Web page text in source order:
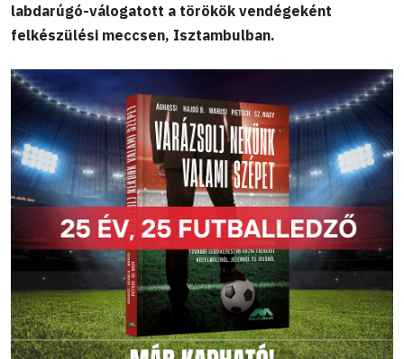
labdarúgó-válogatott a törökök vendégeként
felkészülési meccsen, Isztambulban.